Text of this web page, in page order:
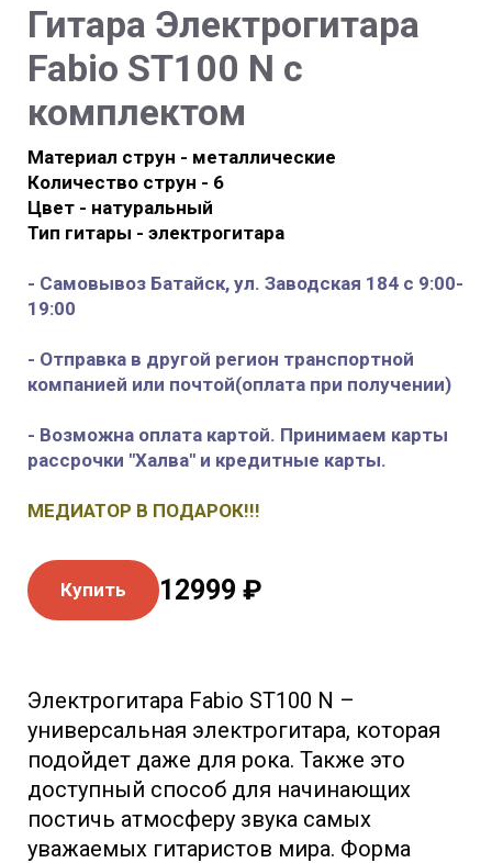
Гитара Электрогитара
Fabio ST100 N с
комплектом
Материал струн - металлические
Количество струн - 6
Цвет - натуральный
Тип гитары - электрогитара
- Самовывоз Батайск, ул. Заводская 184 с 9:00-
19:00
- Отправка в другой регион транспортной
компанией или почтой(оплата при получении)
- Возможна оплата картой. Принимаем карты
рассрочки "Халва" и кредитные карты.
МЕДИАТОР В ПОДАРОК!!!
Купить 12999 ₽
Электрогитара Fabio ST100 N –
универсальная электрогитара, которая
подойдет даже для рока. Также это
доступный способ для начинающих
постичь атмосферу звука самых
уважаемых гитаристов мира. Форма